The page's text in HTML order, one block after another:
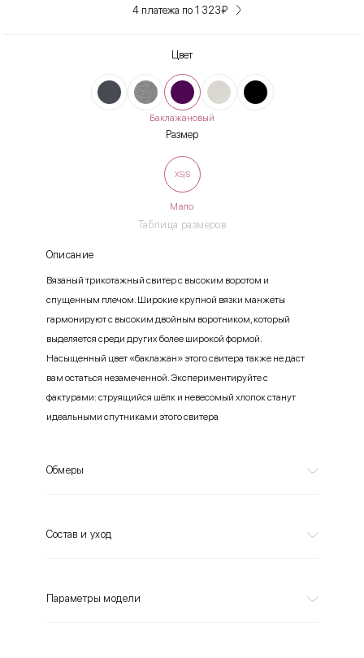
4 платежа по 1 323₽
Цвет
Баклажановый
Размер
Таблица размеров
XS/S
Мало
Описание
Вязаный трикотажный свитер с высоким воротом и
спущенным плечом. Широкие крупной вязки манжеты
гармонируют с высоким двойным воротником, который
выделяется среди других более широкой формой.
Насыщенный цвет «баклажан» этого свитера также не даст
вам остаться незамеченной. Экспериментируйте с
фактурами: струящийся шёлк и невесомый хлопок станут
идеальными спутниками этого свитера
Обмеры
Состав и уход
Параметры модели